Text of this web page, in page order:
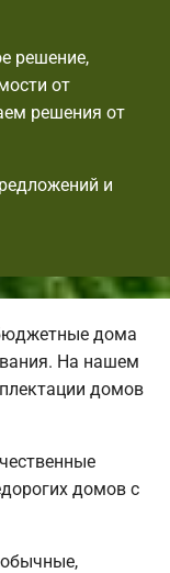
решение,
от
решения от
и
дома
На нашем
домов
домов с